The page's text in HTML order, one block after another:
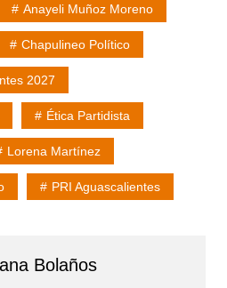
Anayeli Muñoz Moreno
Chapulineo Político
2027
Ética Partidista
Lorena Martínez
PRI Aguascalientes
Bolaños